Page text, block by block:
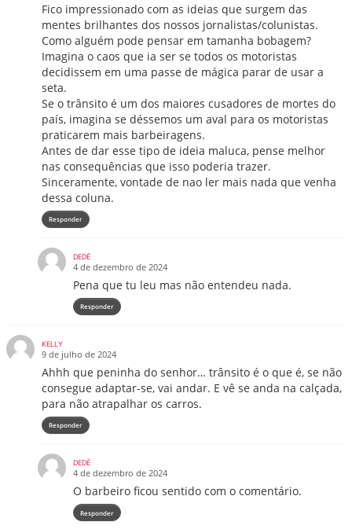
Fico impressionado com as ideias que surgem das
mentes brilhantes dos nossos jornalistas/colunistas.
Como alguém pode pensar em tamanha bobagem?
Imagina o caos que ia ser se todos os motoristas
decidissem em uma passe de mágica parar de usar a
seta.
Se o trânsito é um dos maiores cusadores de mortes do
país, imagina se déssemos um aval para os motoristas
praticarem mais barbeiragens.
Antes de dar esse tipo de ideia maluca, pense melhor
nas consequências que isso poderia trazer.
Sinceramente, vontade de nao ler mais nada que venha
dessa coluna.
Responder
DEDÉ
4 de dezembro de 2024
Pena que tu leu mas não entendeu nada.
Responder
KELLY
9 de julho de 2024
Ahhh que peninha do senhor… trânsito é o que é, se não
consegue adaptar-se, vai andar. E vê se anda na calçada,
para não atrapalhar os carros.
Responder
DEDÉ
4 de dezembro de 2024
O barbeiro ficou sentido com o comentário.
Responder